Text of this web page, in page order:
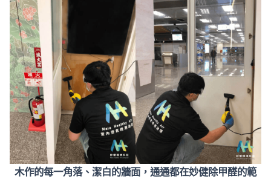
木作的每一角落、潔白的牆面，通通都在妙健除甲醛的範